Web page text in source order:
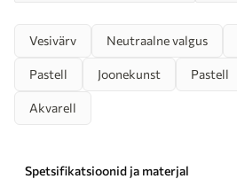
Vesivärv Neutraalne valgus
Pastell Joonekunst Pastell
Akvarell
Spetsifikatsioonid ja materjal